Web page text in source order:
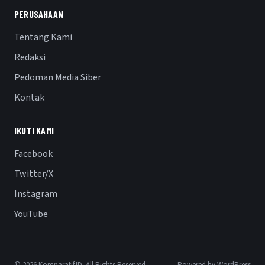
PERUSAHAAN
Tentang Kami
Redaksi
Pedoman Media Siber
Kontak
IKUTI KAMI
Facebook
Twitter/X
Instagram
YouTube